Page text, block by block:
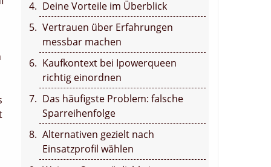
Deine Vorteile im Überblick
Vertrauen über Erfahrungen
messbar machen
Kaufkontext bei Ipowerqueen
richtig einordnen
Das häufigste Problem: falsche
Sparreihenfolge
Alternativen gezielt nach
Einsatzprofil wählen